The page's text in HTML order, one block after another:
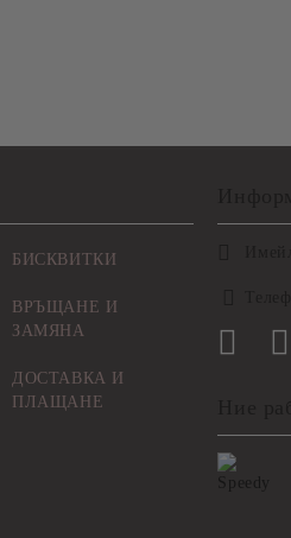
БИСКВИТКИ
ВРЪЩАНЕ И
ЗАМЯНА
ДОСТАВКА И
ПЛАЩАНЕ